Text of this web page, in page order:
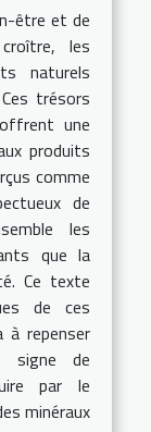
être et de
les
naturels
trésors
une
produits
comme
de
les
que la
Ce texte
de ces
à repenser
signe de
par le
minéraux